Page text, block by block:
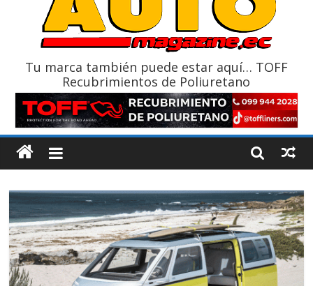
¿Qué puede pasar con tu vehículo si permanece varios días sin
La Vuelta al Ecuador 2026, edición 47ª, recorre 7 provincias en 8
Tu marca también puede estar aquí… TOFF
Recubrimientos de Poliuretano